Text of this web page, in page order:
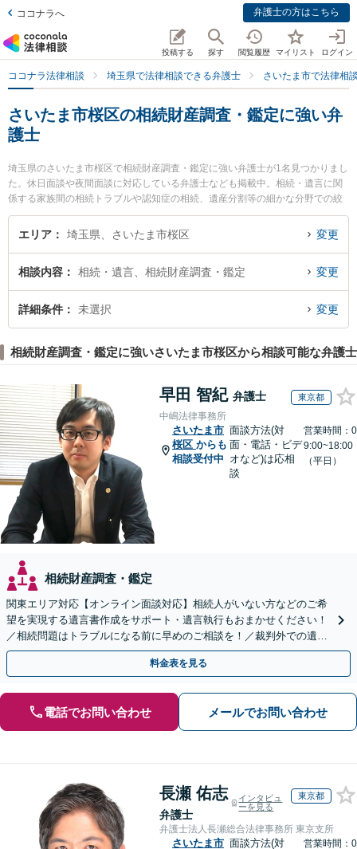
ココナラへ 弁護士の方はこちら
投稿する 探す 閲覧履歴 マイリスト ログイン
ココナラ法律相談 埼玉県で法律相談できる弁護士 さいたま市で法律相
さいたま市桜区の相続財産調査・鑑定に強い弁
護士
埼玉県のさいたま市桜区で相続財産調査・鑑定に強い弁護士が1名見つかりまし
た。休日面談や夜間面談に対応している弁護士なども掲載中。相続・遺言に関
係する家族間の相続トラブルや認知症の相続、遺産分割等の細かな分野での絞
り込み検索もでき便利です。特に柏木法律事務所の柏木 恭平弁護士のプロフィ
ール情報や弁護士費用、強みなどが注目されています。『さいたま市桜区で土
したい』『初回相談無料で相続財産調査・鑑定を法律相談できるさいたま市桜
区内の弁護士に相談予約したい』などでお困りの相談者さんにおすすめです。
エリア 埼玉県、さいたま市桜区 変更
相談内容 相続・遺言、相続財産調査・鑑定 変更
詳細条件 未選択 変更
相続財産調査・鑑定に強いさいたま市桜区から相談可能な弁護士
早田 智紀 弁護士 東京都
中嶋法律事務所
さいたま市
桜区 からも
相談受付中
面談方法(対
面・電話・ビデ
オなど)は応相
談
営業時間：0
9:00~18:00
（平日）
相続財産調査・鑑定
関東エリア対応【オンライン面談対応】相続人がいない方などのご希
望を実現する遺言書作成をサポート・遺言執行もおまかせください！
／相続問題はトラブルになる前に早めのご相談を！／裁判外での遺産
分割協議の経験多数【完全個室】
料金表を見る
電話でお問い合わせ メールでお問い合わせ
長瀬 佑志
弁護士
インタビュ
ーを見る
東京都
弁護士法人長瀬総合法律事務所 東京支所
さいたま市 面談方法(対
営業時間：0